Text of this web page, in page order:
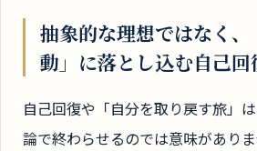
抽象的な理想ではなく
動」に落とし込む自己回
自己回復や「自分を取り戻す旅」
論で終わらせるのでは意味がありま